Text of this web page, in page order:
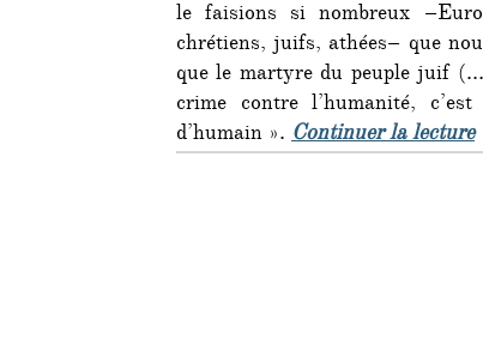
le faisions si nombreux
chrétiens, juifs, athées– que
que le martyre du peuple juif
crime contre l’humanité,
d’humain ». Continuer la lecture